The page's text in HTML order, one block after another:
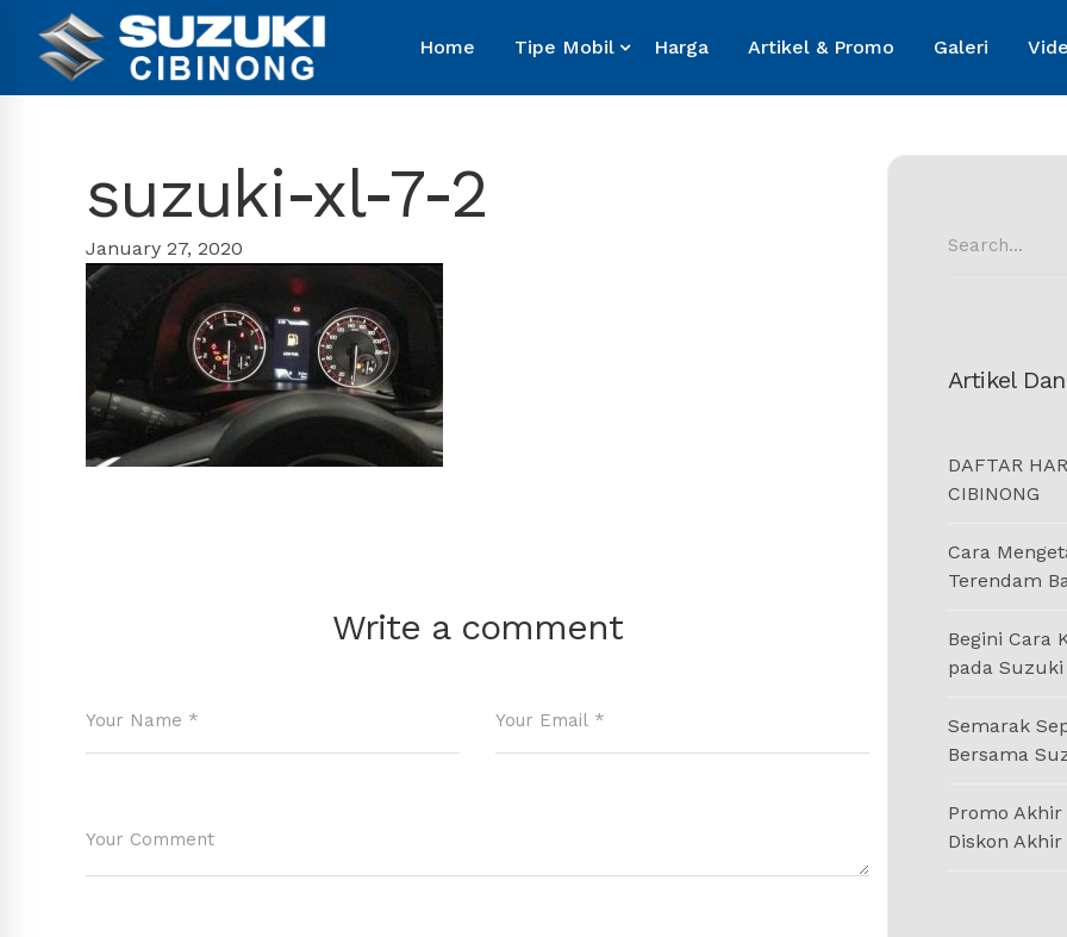
Home Tipe Mobil Harga Artikel & Promo Galeri
suzuki-xl-7-2
January 27, 2020
Write a comment
for:
Artikel
DAFTAR
CIBINONG
Cara
Terendam
Begini Cara
pada
Semarak
Bersama
Promo
Diskon